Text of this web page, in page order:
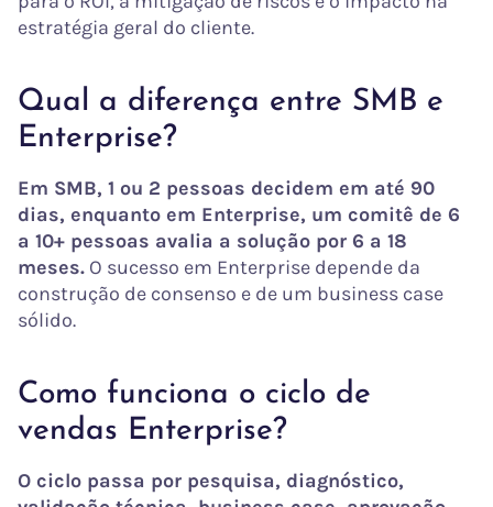
estratégia geral do cliente.
Qual a diferença entre SMB e
Enterprise?
Em SMB, 1 ou 2 pessoas decidem em até 90
dias, enquanto em Enterprise, um comitê de 6
a 10+ pessoas avalia a solução por 6 a 18
meses. O sucesso em Enterprise depende da
construção de consenso e de um business case
sólido.
Como funciona o ciclo de
vendas Enterprise?
O ciclo passa por pesquisa, diagnóstico,